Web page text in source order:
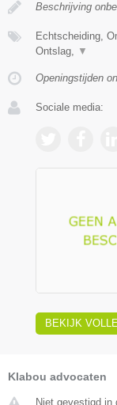
Beschrijving
Echtscheiding,
Ontslag, ▼
Openingstijden
Sociale media:
BEKIJK
Klabou advocaten
Niet gevestigd in